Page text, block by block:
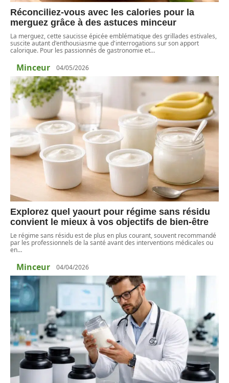
Réconciliez-vous avec les calories pour la
merguez grâce à des astuces minceur
La merguez, cette saucisse épicée emblématique des grillades estivales,
suscite autant d'enthousiasme que d'interrogations sur son apport
calorique. Pour les passionnés de gastronomie et…
Minceur 04/05/2026
Explorez quel yaourt pour régime sans résidu
convient le mieux à vos objectifs de bien-être
Le régime sans résidu est de plus en plus courant, souvent recommandé
par les professionnels de la santé avant des interventions médicales ou
en…
Minceur 04/04/2026